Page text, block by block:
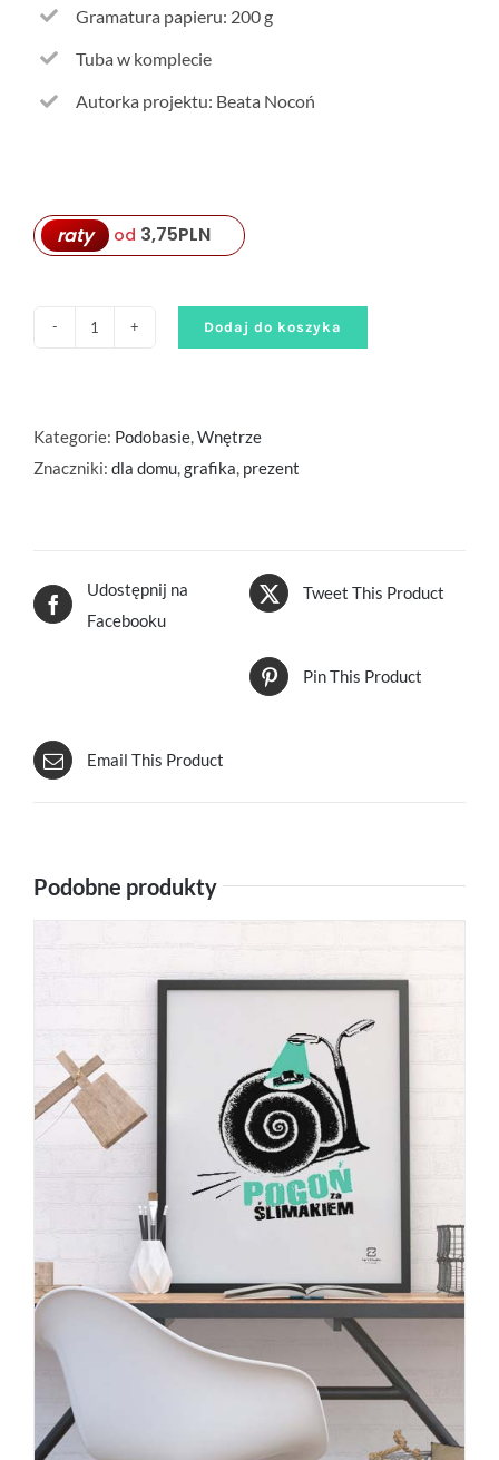
Gramatura papieru: 200 g
Tuba w komplecie
Autorka projektu: Beata Nocoń
raty od 3,75PLN
krwi
i
Dodaj do koszyka
Kategorie: Podobasie Wnętrze
Znaczniki: dla domu grafika prezent
Udostępnij na
Facebooku
Tweet This Product
Pin This Product
Email This Product
Podobne produkty